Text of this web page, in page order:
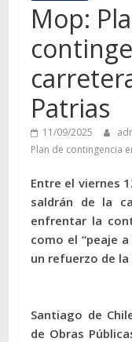
Mop:
Patrias
11/09/2025
Plan de contingencia
Entre el viernes
saldrán de la
enfrentar la
como el “peaje
un refuerzo de
Santiago de
de Obras